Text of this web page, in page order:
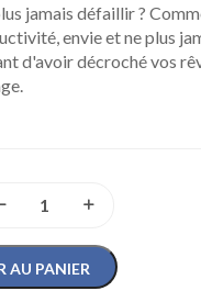
jamais défaillir ?
envie et ne plus
d'avoir décroché vos
AU PANIER